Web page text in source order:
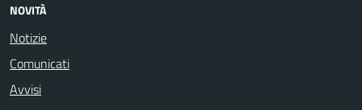
NOVITÀ
Notizie
Comunicati
Avvisi